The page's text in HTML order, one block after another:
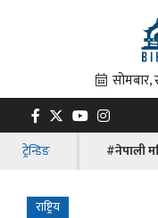
ट्रेन्डिङ #नेपाली
राष्ट्रिय